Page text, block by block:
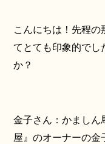
こんにちは！先程の
てとても印象的でし
か？
金子さん：かましん
屋』のオーナーの金